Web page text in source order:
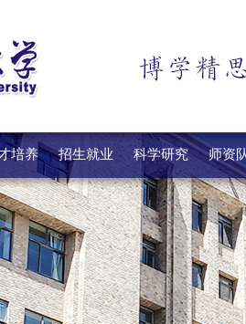
培养 招生就业 科学研究 师资